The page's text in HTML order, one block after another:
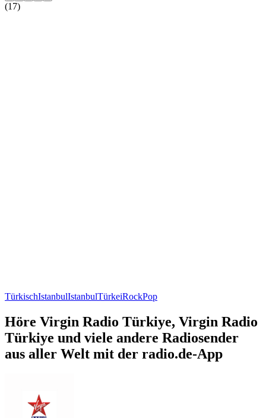
(17)
TürkischIstanbulIstanbulTürkeiRockPop
Höre Virgin Radio Türkiye, Virgin Radio
Türkiye und viele andere Radiosender
aus aller Welt mit der radio.de-App